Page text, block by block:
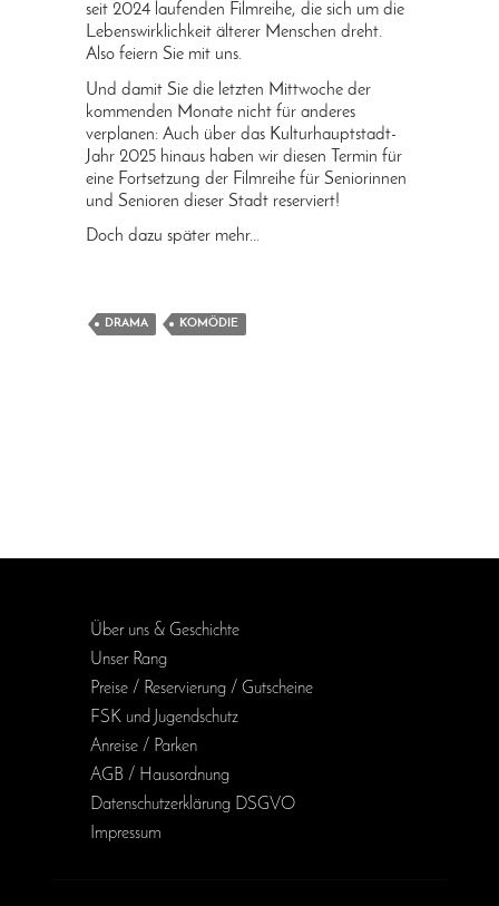
seit 2024 laufenden Filmreihe, die sich um die
Lebenswirklichkeit älterer Menschen dreht.
Also feiern Sie mit uns.
Und damit Sie die letzten Mittwoche der
kommenden Monate nicht für anderes
verplanen: Auch über das Kulturhauptstadt-
Jahr 2025 hinaus haben wir diesen Termin für
eine Fortsetzung der Filmreihe für Seniorinnen
und Senioren dieser Stadt reserviert!
Doch dazu später mehr...
DRAMA KOMÖDIE
Über uns & Geschichte
Unser Rang
Preise / Reservierung / Gutscheine
FSK und Jugendschutz
Anreise / Parken
AGB / Haus­ordnung
Daten­schutz­erklärung DSGVO
Impressum